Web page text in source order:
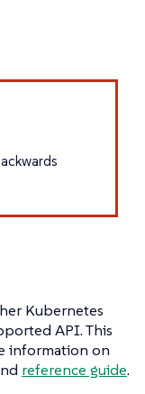
Kubernetes
API. This
information on
reference guide.